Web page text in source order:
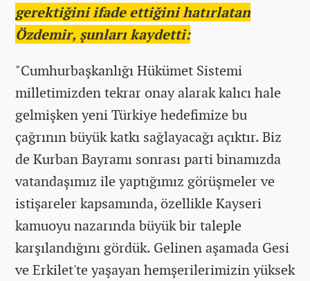
gerektiğini ifade ettiğini hatırlatan
Özdemir, şunları kaydetti:
"Cumhurbaşkanlığı Hükümet Sistemi
milletimizden tekrar onay alarak kalıcı hale
gelmişken yeni Türkiye hedefimize bu
çağrının büyük katkı sağlayacağı açıktır. Biz
de Kurban Bayramı sonrası parti binamızda
vatandaşımız ile yaptığımız görüşmeler ve
istişareler kapsamında, özellikle Kayseri
kamuoyu nazarında büyük bir taleple
karşılandığını gördük. Gelinen aşamada Gesi
ve Erkilet'te yaşayan hemşerilerimizin yüksek